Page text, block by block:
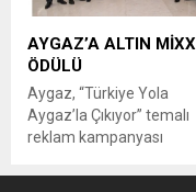
AYGAZ’A ALTIN MİXX
ÖDÜLÜ
Aygaz, “Türkiye Yola
Aygaz’la Çıkıyor” temalı
reklam kampanyası
gerçekleştirdiği dijital